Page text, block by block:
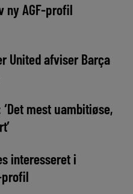
ny AGF-profil
United afviser Barça
‘Det mest uambitiøse,
interesseret i